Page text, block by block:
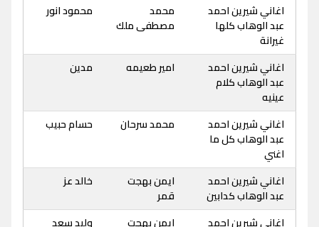
اغاني شيرين احمد
عبد الوهاب كلها
غيرانة
محمد
مصطفى ملك
محمود انور
اغاني شيرين احمد
عبد الوهاب كلام
عينيه
امير طعيمه مدين
اغاني شيرين احمد
عبد الوهاب كل ما
اغني
محمد سرحان حسام حبيب
اغاني شيرين احمد
عبد الوهاب كدابين
ايمن بهجت
قمر
خالد عز
اغاني شيرين احمد
ايمن بهجت
وليد سعد